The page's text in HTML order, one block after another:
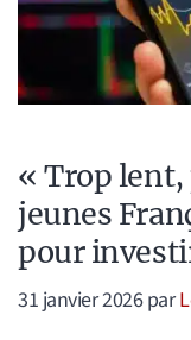
« Trop lent,
jeunes
pour
31 janvier 2026par